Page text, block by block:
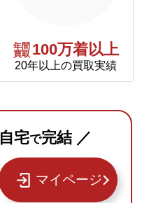
年間
買取 100万着以上
20年以上の買取実績
自宅で完結 ／
マイページ